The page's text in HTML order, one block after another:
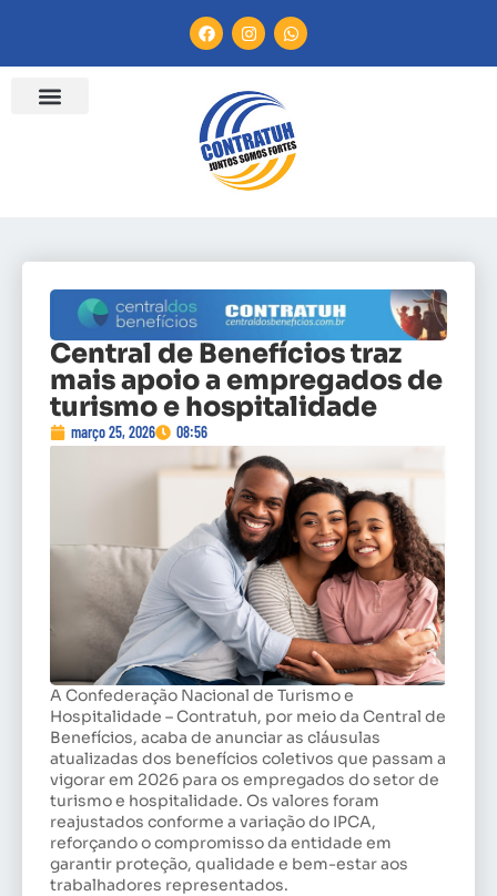
Central de Benefícios traz
mais apoio a empregados de
turismo e hospitalidade
março 25, 2026 08:56
A Confederação Nacional de Turismo e
Hospitalidade – Contratuh, por meio da Central de
Benefícios, acaba de anunciar as cláusulas
atualizadas dos benefícios coletivos que passam a
vigorar em 2026 para os empregados do setor de
turismo e hospitalidade. Os valores foram
reajustados conforme a variação do IPCA,
reforçando o compromisso da entidade em
garantir proteção, qualidade e bem-estar aos
trabalhadores representados.